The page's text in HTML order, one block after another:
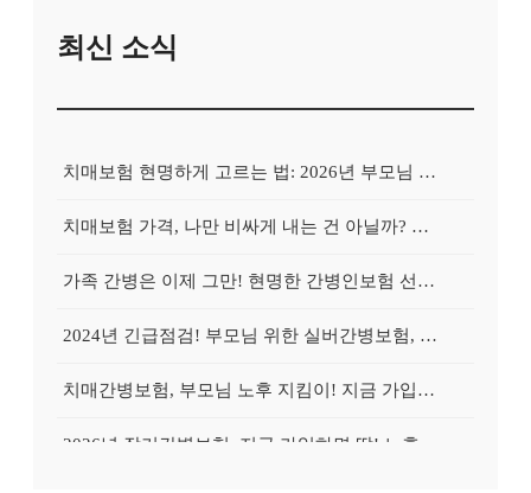
최신 소식
치매보험 현명하게 고르는 법: 2026년 부모님 치매, 지금 대비하면 늦지 않아요!
치매보험 가격, 나만 비싸게 내는 건 아닐까? 꼼꼼 비교로 보험료 '확' 낮추는 비법 공개!
가족 간병은 이제 그만! 현명한 간병인보험 선택 가이드: 2026년 대비 필수
2024년 긴급점검! 부모님 위한 실버간병보험, 지금 가입해야 하는 이유
치매간병보험, 부모님 노후 지킴이! 지금 가입하면 월 보험료 반값 혜택?